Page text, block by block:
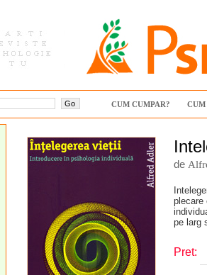
CUM CUMPAR? CUM
de
plecare
pe larg
Pret: